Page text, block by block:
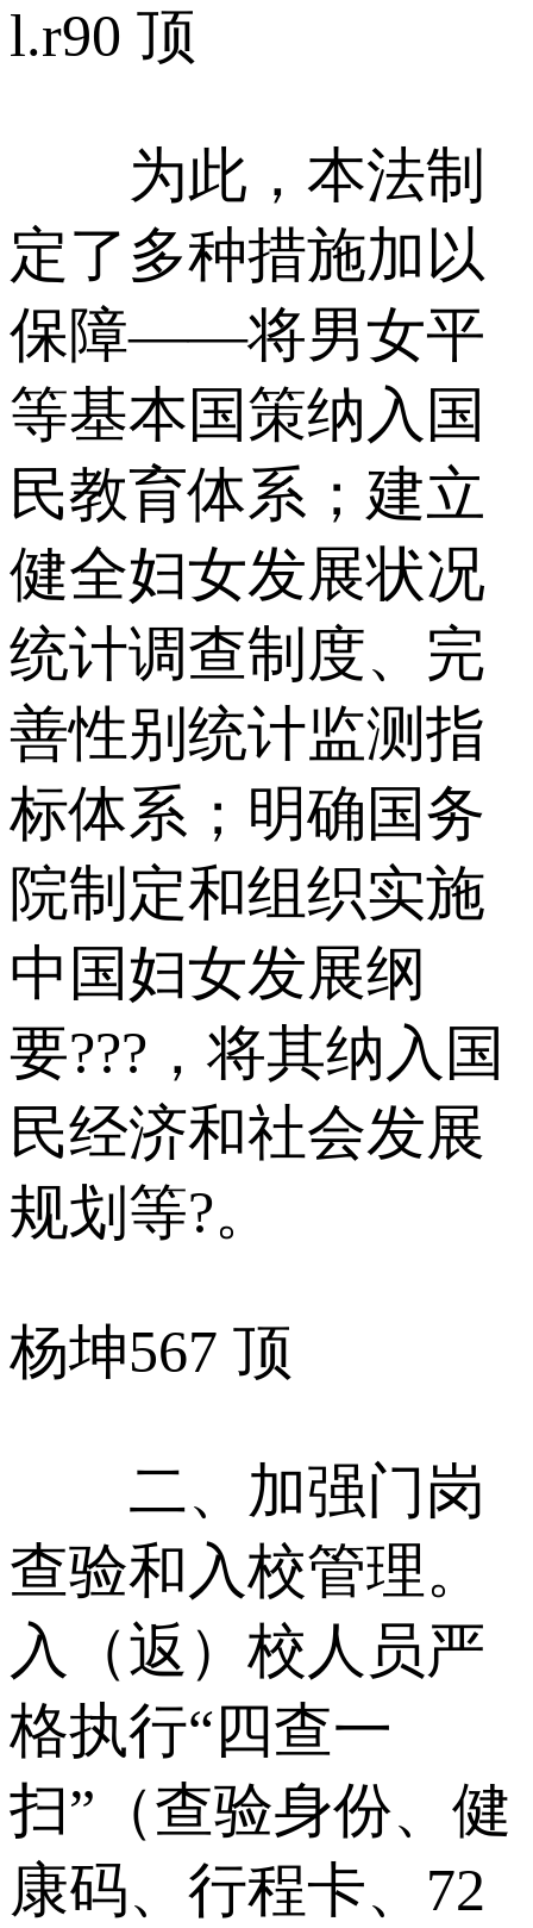
l.r90 顶
为此，本法制
定了多种措施加以
保障——将男女平
等基本国策纳入国
民教育体系；建立
健全妇女发展状况
统计调查制度、完
善性别统计监测指
标体系；明确国务
院制定和组织实施
中国妇女发展纲
要???，将其纳入国
民经济和社会发展
规划等?。
杨坤567 顶
二、加强门岗
查验和入校管理。
入（返）校人员严
格执行“四查一
扫”（查验身份、健
康码、行程卡、72